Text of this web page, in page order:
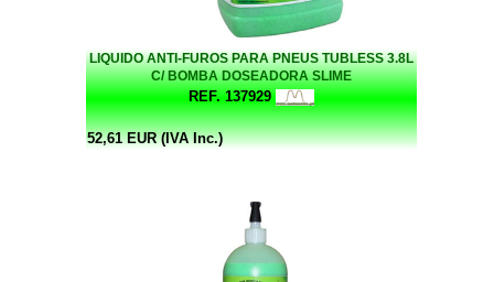
LIQUIDO ANTI-FUROS PARA PNEUS TUBLESS 3.8L
C/ BOMBA DOSEADORA SLIME
REF. 137929
52,61 EUR (IVA Inc.)